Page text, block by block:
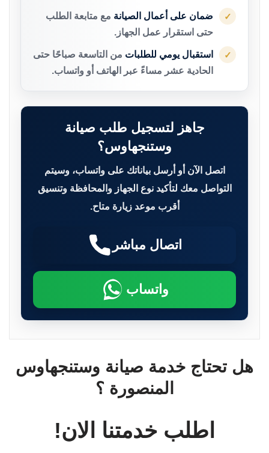
✓ ضمان على أعمال الصيانة مع متابعة الطلب
حتى استقرار عمل الجهاز.
✓ استقبال يومي للطلبات من التاسعة صباحًا حتى
الحادية عشر مساءً عبر الهاتف أو واتساب.
جاهز لتسجيل طلب صيانة
وستنجهاوس؟
اتصل الآن أو أرسل بياناتك على واتساب، وسيتم
التواصل معك لتأكيد نوع الجهاز والمحافظة وتنسيق
أقرب موعد زيارة متاح.
اتصال مباشر
واتساب
هل تحتاج خدمة صيانة وستنجهاوس
المنصورة ؟
اطلب خدمتنا الان!